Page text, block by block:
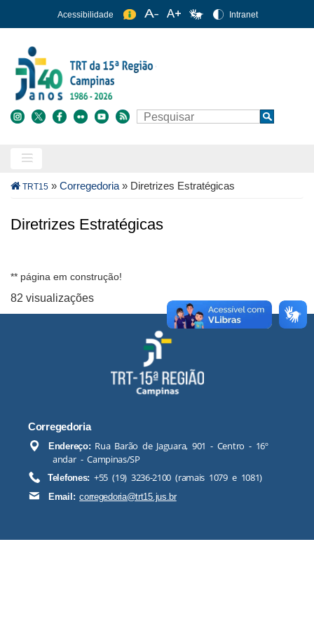
para
conteúdo
principal
Acessibilidade Intranet
Buscar Search
Trilha
navegação
TRT15 » Corregedoria » Diretrizes Estratégicas
Diretrizes Estratégicas
** página em construção!
82 visualizações
Corregedoria
Endereço: Rua Barão de Jaguara, 901 - Centro - 16º
andar - Campinas/SP
Telefones: +55 (19) 3236-2100 (ramais 1079 e 1081)
Email: corregedoria@trt15.jus.br